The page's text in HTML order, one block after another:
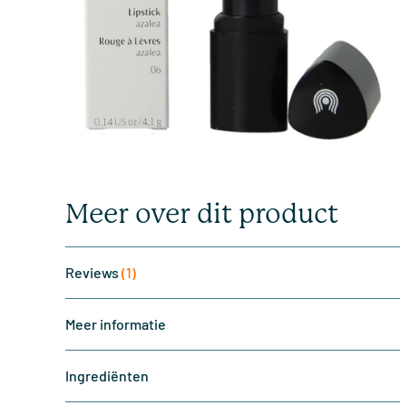
Meer over dit product
Reviews (1)
Meer informatie
Ingrediënten